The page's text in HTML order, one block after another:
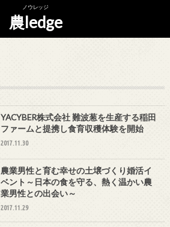
ノウレッジ
農ledge
YACYBER株式会社 難波葱を生産する稲田
ファームと提携し食育収穫体験を開始
2017.11.30
農業男性と育む幸せの土壌づくり婚活イ
ベント～日本の食を守る、熱く温かい農
業男性との出会い～
2017.11.29